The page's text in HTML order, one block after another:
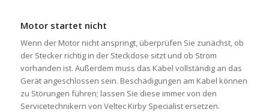
Motor startet nicht
Wenn der Motor nicht anspringt, überprüfen Sie zunächst, ob
der Stecker richtig in der Steckdose sitzt und ob Strom
vorhanden ist. Außerdem muss das Kabel vollständig an das
Gerät angeschlossen sein. Beschädigungen am Kabel können
zu Störungen führen; lassen Sie diese immer von den
Servicetechnikern von Veltec Kirby Specialist ersetzen.